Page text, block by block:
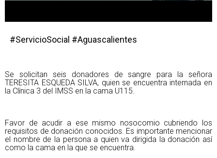
#ServicioSocial #Aguascalientes
Se solicitan seis donadores de sangre para la señora
TERESITA ESQUEDA SILVA, quien se encuentra internada en
la Clínica 3 del IMSS en la cama U115.
Favor de acudir a ese mismo nosocomio cubriendo los
requisitos de donación conocidos. Es importante mencionar
el nombre de la persona a quien va dirigida la donación así
como la cama en la que se encuentra.